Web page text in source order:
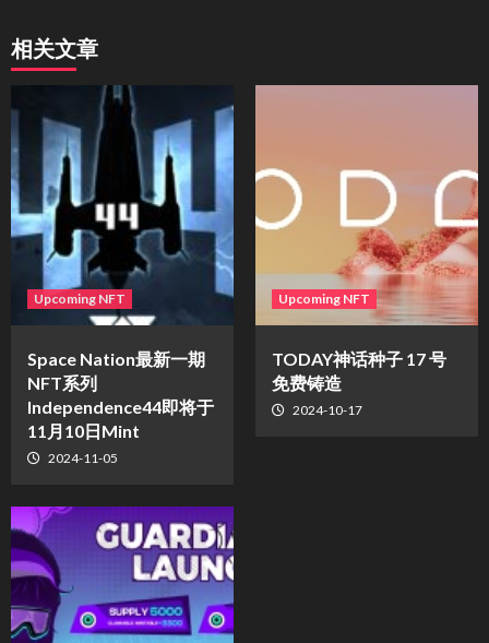
相关文章
Upcoming NFT
Space Nation最新一期
NFT系列
Independence44即将于
11月10日Mint
2024-11-05
Upcoming NFT
TODAY神话种子 17 号
免费铸造
2024-10-17